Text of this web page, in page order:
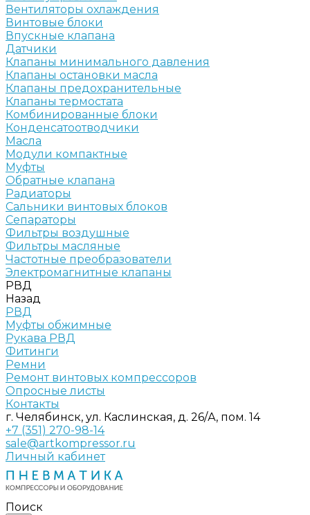
Вентиляторы охлаждения
Винтовые блоки
Впускные клапана
Датчики
Клапаны минимального давления
Клапаны остановки масла
Клапаны предохранительные
Клапаны термостата
Комбинированные блоки
Конденсатоотводчики
Масла
Модули компактные
Муфты
Обратные клапана
Радиаторы
Сальники винтовых блоков
Сепараторы
Фильтры воздушные
Фильтры масляные
Частотные преобразователи
Электромагнитные клапаны
РВД
Назад
РВД
Муфты обжимные
Рукава РВД
Фитинги
Ремни
Ремонт винтовых компрессоров
Опросные листы
Контакты
г. Челябинск, ул. Каслинская, д. 26/А, пом. 14
+7 (351) 270-98-14
sale@artkompressor.ru
Личный кабинет
Поиск